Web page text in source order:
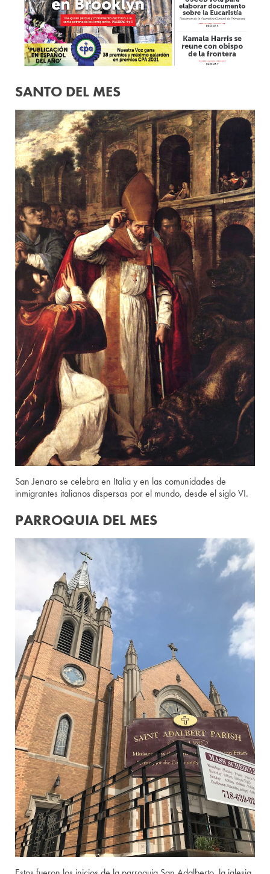
SANTO DEL MES
San Jenaro se celebra en Italia y en las comunidades de
inmigrantes italianos dispersas por el mundo, desde el siglo VI.
PARROQUIA DEL MES